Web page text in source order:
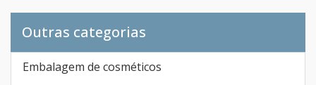
Outras categorias
Embalagem de cosméticos